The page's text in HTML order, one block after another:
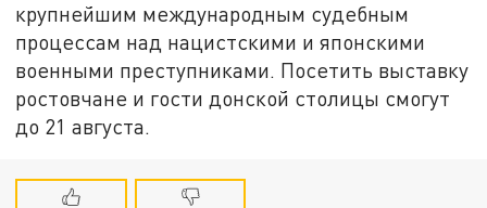
крупнейшим международным судебным
процессам над нацистскими и японскими
военными преступниками. Посетить выставку
ростовчане и гости донской столицы смогут
до 21 августа.